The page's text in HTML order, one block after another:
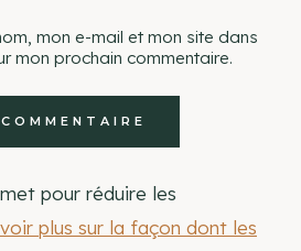
mon e-mail et mon site dans
mon prochain commentaire.
pour réduire les
plus sur la façon dont les